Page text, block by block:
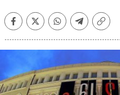
FacebookTwitterWhatsappTelegramCopiar